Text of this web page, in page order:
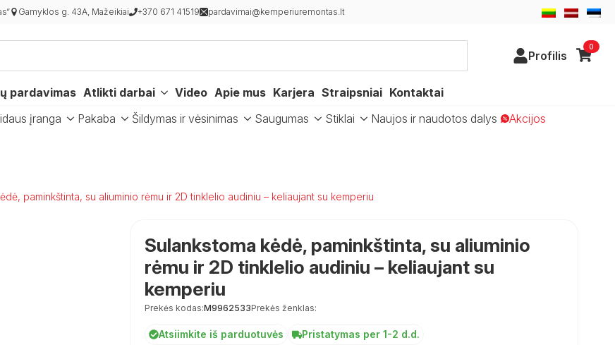
Gamyklos g. 43A, Mažeikiai +370 671 41519 pardavimai@kemperiuremontas.lt
Profilis
0
pardavimas Atlikti darbai Video Apie mus Karjera Straipsniai Kontaktai
įranga Pakaba Šildymas ir vėsinimas Saugumas Stiklai Naujos ir naudotos dalys Akcijos
paminkštinta, su aliuminio rėmu ir 2D tinklelio audiniu – keliaujant su kemperiu
Sulankstoma kėdė, paminkštinta, su aliuminio
rėmu ir 2D tinklelio audiniu – keliaujant su
kemperiu
Prekės kodas:M9962533Prekės ženklas:
Atsiimkite iš parduotuvės Pristatymas per 1-2 d.d.